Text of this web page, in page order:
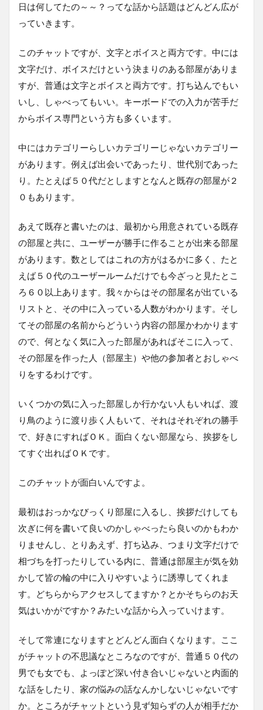
日は何してたの～～？ってな話から話題はどんどん広が
っていきます。
このチャットですが、文字とボイスと両方です。中には
文字だけ、ボイスだけという決まりのある部屋がありま
すが、普通は文字とボイスと両方です。打ち込んでもい
いし、しゃべってもいい。キーボードでの入力が苦手だ
からボイス専門という方も多くいます。
中にはカテゴリーらしいカテゴリーじゃないカテゴリー
があります。例えば出会いであったり、世代別であった
り。たとえば５０代だとしますとなんと既存の部屋が２
０もあります。
あえて既存と書いたのは、最初から用意されている既存
の部屋と共に、ユーザーが勝手に作ることが出来る部屋
があります。数としてはこれの方がはるかに多く、たと
えば５０代のユーザールームだけでも今ざっと見たとこ
ろ６０以上あります。我々からはその部屋名が出ている
リストと、その中に入っている人数がわかります。そし
てその部屋の名前からどういう内容の部屋かわかります
ので、何となく気に入った部屋があればそこに入って、
その部屋を作った人（部屋主）や他の参加者とおしゃべ
りをするわけです。
いくつかの気に入った部屋しか行かない人もいれば、渡
り鳥のように渡り歩く人もいて、それはそれぞれの勝手
で、好きにすればＯＫ。面白くない部屋なら、挨拶をし
てすぐ出ればＯＫです。
このチャットが面白いんですよ。
最初はおっかなびっくり部屋に入るし、挨拶だけしても
次ぎに何を書いて良いのかしゃべったら良いのかもわか
りませんし、とりあえず、打ち込み、つまり文字だけで
相づちを打ったりしている内に、普通は部屋主が気を効
かして皆の輪の中に入りやすいように誘導してくれま
す。どちらからアクセスしてますか？とかそちらのお天
気はいかがですか？みたいな話から入っていけます。
そして常連になりますとどんどん面白くなります。ここ
がチャットの不思議なところなのですが、普通５０代の
男でも女でも、よっぽど深い付き合いじゃないと内面的
な話をしたり、家の悩みの話なんかしないじゃないです
か。ところがチャットという見ず知らずの人が相手だか